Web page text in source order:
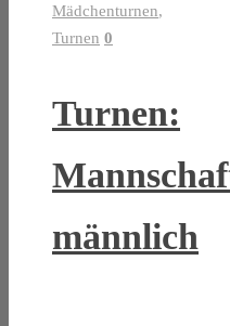
Mädchenturnen,
Turnen 0
Turnen:
männlich